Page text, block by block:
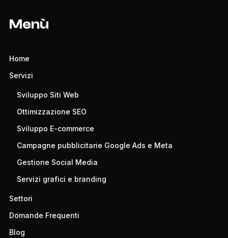
Menù
Home
Servizi
Sviluppo Siti Web
Ottimizzazione SEO
Sviluppo E-commerce
Campagne pubblicitarie Google Ads e Meta
Gestione Social Media
Servizi grafici e branding
Settori
Domande Frequenti
Blog